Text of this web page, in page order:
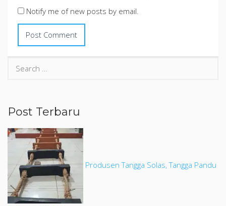
Notify me of new posts by email.
Post Terbaru
Produsen Tangga Solas, Tangga Pandu